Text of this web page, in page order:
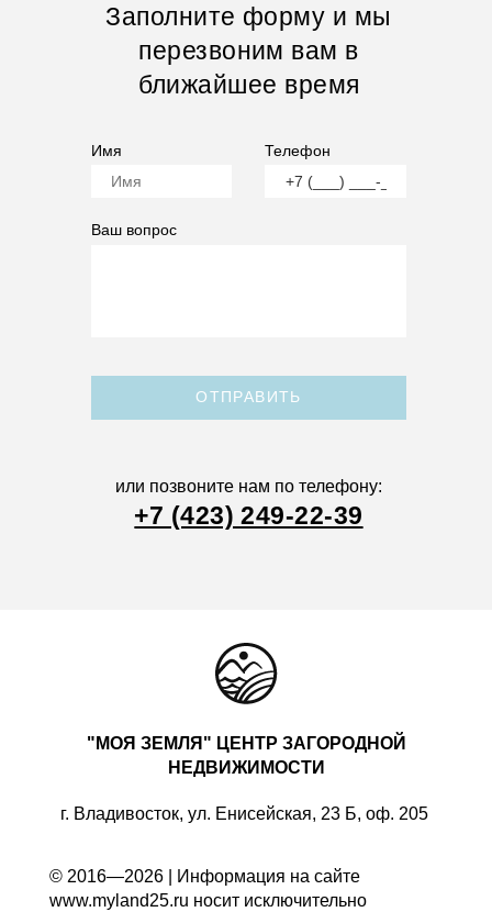
Заполните форму и мы
перезвоним вам в
ближайшее время
Имя Телефон
Ваш вопрос
ОТПРАВИТЬ
или позвоните нам по телефону:
+7 (423) 249-22-39
"МОЯ ЗЕМЛЯ" ЦЕНТР ЗАГОРОДНОЙ
НЕДВИЖИМОСТИ
г. Владивосток, ул. Енисейская, 23 Б, оф. 205
© 2016—2026 | Информация на сайте
www.myland25.ru носит исключительно